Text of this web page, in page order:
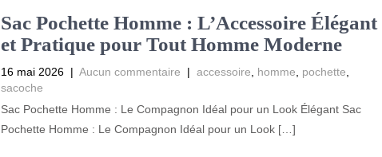
Sac Pochette Homme : L’Accessoire Élégant
et Pratique pour Tout Homme Moderne
16 mai 2026 | Aucun commentaire | accessoire homme pochette
sacoche
Sac Pochette Homme : Le Compagnon Idéal pour un Look Élégant Sac
Pochette Homme : Le Compagnon Idéal pour un Look […]